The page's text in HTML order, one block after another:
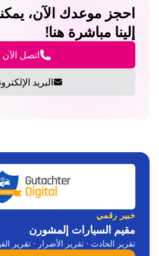
احجز موعدك الآن،
إلينا مباشرة هنا!
اتصل الآن
البريد
خبير رقمي
مقيم السيارات إلمشورن
تقرير الحادث · تقرير الأضرار · تقرير